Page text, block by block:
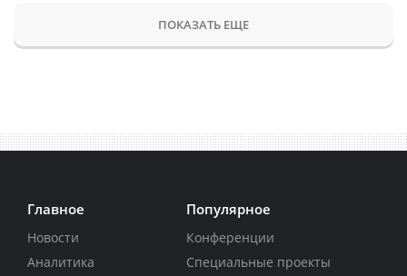
ПОКАЗАТЬ ЕЩЕ
Главное
Новости
Аналитика
Популярное
Конференции
Специальные проекты